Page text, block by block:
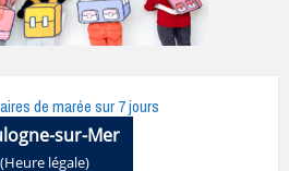
de marée sur 7 jours